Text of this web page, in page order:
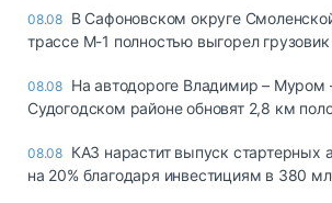
08.08 В Сафоновском округе
трассе М-1 полностью выгорел грузовик
08.08 На автодороге Владимир – Муром
Судогодском районе обновят 2,8 км
08.08 КАЗ нарастит выпуск стартерных
на 20% благодаря инвестициям в 380